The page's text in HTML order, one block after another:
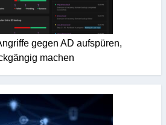
gegen AD aufspüren,
machen